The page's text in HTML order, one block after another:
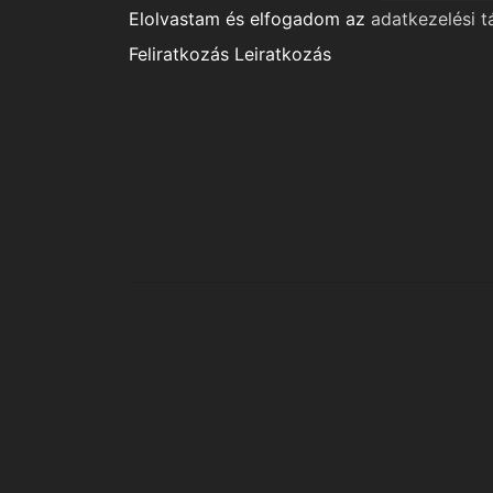
Elolvastam és elfogadom az adatkezelési
Feliratkozás Leiratkozás